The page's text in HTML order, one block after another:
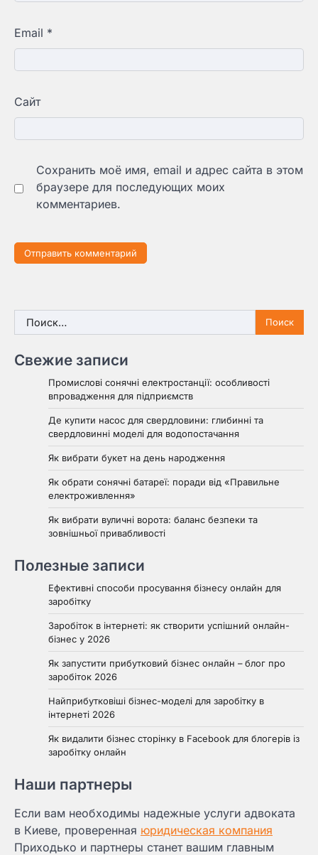
Email *
Сайт
Сохранить моё имя, email и адрес сайта в этом
браузере для последующих моих
комментариев.
Найти:
Свежие записи
Промислові сонячні електростанції: особливості
впровадження для підприємств
Де купити насос для свердловини: глибинні та
свердловинні моделі для водопостачання
Як вибрати букет на день народження
Як обрати сонячні батареї: поради від «Правильне
електроживлення»
Як вибрати вуличні ворота: баланс безпеки та
зовнішньої привабливості
Полезные записи
Ефективні способи просування бізнесу онлайн для
заробітку
Заробіток в інтернеті: як створити успішний онлайн-
бізнес у 2026
Як запустити прибутковий бізнес онлайн – блог про
заробіток 2026
Найприбутковіші бізнес-моделі для заробітку в
інтернеті 2026
Як видалити бізнес сторінку в Facebook для блогерів із
заробітку онлайн
Наши партнеры
Если вам необходимы надежные услуги адвоката
в Киеве, проверенная юридическая компания
Приходько и партнеры станет вашим главным